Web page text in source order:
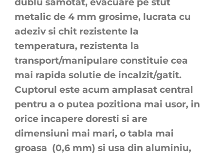
metalic de 4 mm grosime, lucrata cu
adeziv si chit rezistente la
temperatura, rezistenta la
transport/manipulare constituie cea
mai rapida solutie de incalzit/gatit.
Cuptorul este acum amplasat central
pentru a o putea pozitiona mai usor, in
orice incapere doresti si are
dimensiuni mai mari, o tabla mai
groasa (0,6 mm) si usa din aluminiu,